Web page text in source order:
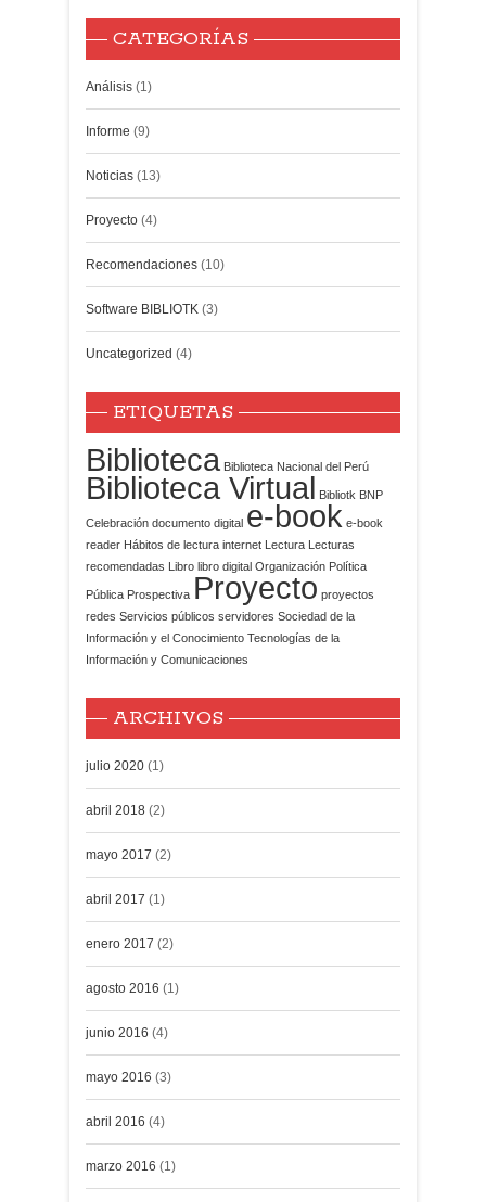
CATEGORÍAS
Análisis (1)
Informe (9)
Noticias (13)
Proyecto (4)
Recomendaciones (10)
Software BIBLIOTK (3)
Uncategorized (4)
ETIQUETAS
Biblioteca Biblioteca Nacional del Perú
Biblioteca Virtual Bibliotk BNP
Celebración documento digital e-book e-book
reader Hábitos de lectura internet Lectura Lecturas
recomendadas Libro libro digital Organización Política
Pública Prospectiva Proyecto proyectos
redes Servicios públicos servidores Sociedad de la
Información y el Conocimiento Tecnologías de la
Información y Comunicaciones
ARCHIVOS
julio 2020 (1)
abril 2018 (2)
mayo 2017 (2)
abril 2017 (1)
enero 2017 (2)
agosto 2016 (1)
junio 2016 (4)
mayo 2016 (3)
abril 2016 (4)
marzo 2016 (1)